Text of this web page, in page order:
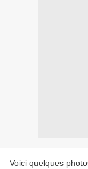
Voici quelques